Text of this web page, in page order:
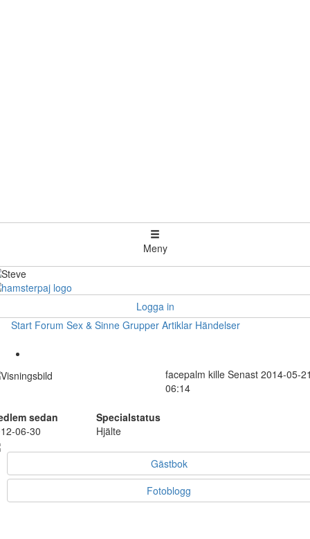
Meny
Logga in
Start Forum Sex & Sinne Grupper Artiklar Händelser
facepalm kille Senast 2014-05-
06:14
sedan
Specialstatus
06-30
Hjälte
Gästbok
Fotoblogg